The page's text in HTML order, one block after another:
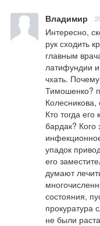
Владимир
Интересно,
рук сходить
главным
латифундии
чхать.
Тимошенко?
Кто тогда
бардак? Кого
упадок
его
думают
состояния,
прокуратура
не были